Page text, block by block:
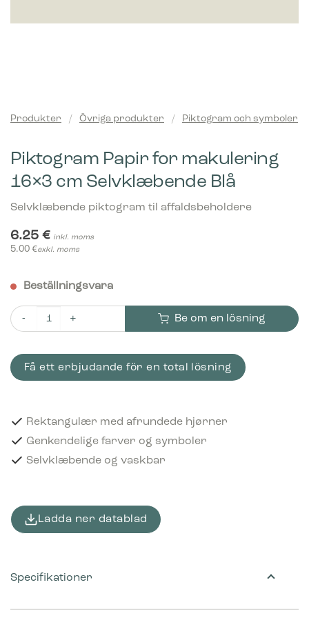
Produkter / Övriga produkter / Piktogram och symboler
Piktogram Papir for makulering
16×3 cm Selvklæbende Blå
Selvklæbende piktogram til affaldsbeholdere
6.25 € inkl. moms
5.00 €exkl. moms
Beställningsvara
Piktogram Papir for makulering 16x3 cm Selvklæbende Blå
Be om en lösning
Få ett erbjudande för en total lösning
Rektangulær med afrundede hjørner
Genkendelige farver og symboler
Selvklæbende og vaskbar
Ladda ner datablad
Specifikationer